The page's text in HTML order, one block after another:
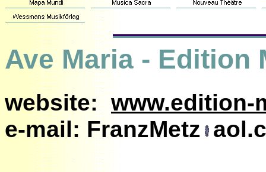
Ave Maria - Edition
website:www.edition-
e-mail: FranzMetz